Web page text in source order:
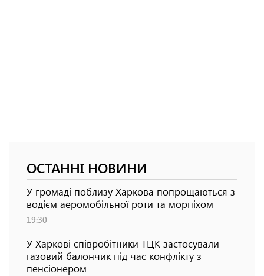
ОСТАННІ НОВИНИ
У громаді поблизу Харкова попрощаються з
водієм аеромобільної роти та морпіхом
19:30
У Харкові співробітники ТЦК застосували
газовий балончик під час конфлікту з
пенсіонером